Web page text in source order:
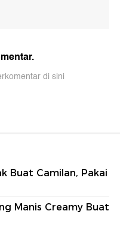
di sini
Buat Camilan, Pakai
Manis Creamy Buat